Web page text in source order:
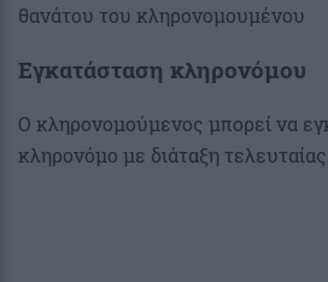
θανάτου του κληρονομουμένου
Εγκατάσταση κληρονόμου
Ο κληρονομούμενος μπορεί να
κληρονόμο με διάταξη